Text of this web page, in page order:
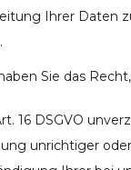
Ihrer Daten
Sie das Recht,
16 DSGVO
unrichtiger oder